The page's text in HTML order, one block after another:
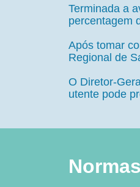
Terminada a
percentagem
Após tomar
Regional de
O Diretor-
utente pode